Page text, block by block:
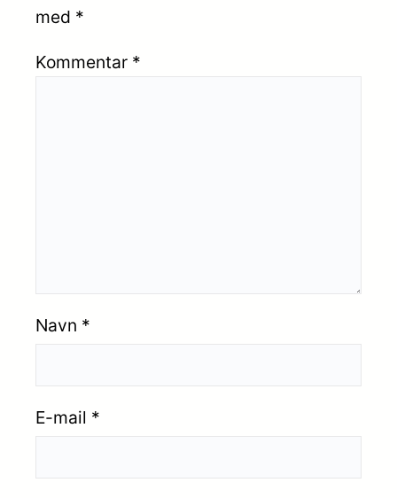
med *
Kommentar *
Navn *
E-mail *